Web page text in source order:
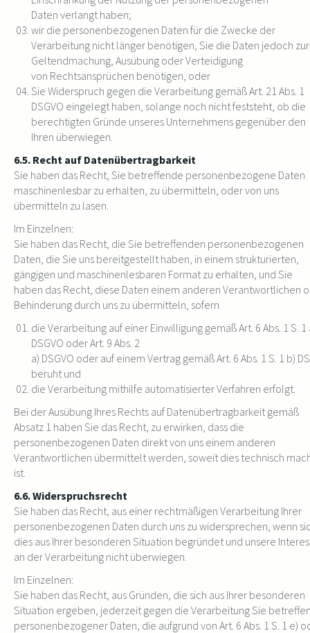
Daten verlangt haben;
wir die personenbezogenen Daten für die Zwecke der
Verarbeitung nicht länger benötigen, Sie die Daten jedoch zur
Geltendmachung, Ausübung oder Verteidigung
von Rechtsansprüchen benötigen, oder
Sie Widerspruch gegen die Verarbeitung gemäß Art. 21 Abs. 1
DSGVO eingelegt haben, solange noch nicht feststeht, ob die
berechtigten Gründe unseres Unternehmens gegenüber den
Ihren überwiegen.
6.5. Recht auf Datenübertragbarkeit
Sie haben das Recht, Sie betreffende personenbezogene Daten
maschinenlesbar zu erhalten, zu übermitteln, oder von uns
übermitteln zu lasen.
Im Einzelnen:
Sie haben das Recht, die Sie betreffenden personenbezogenen
Daten, die Sie uns bereitgestellt haben, in einem strukturierten,
gängigen und maschinenlesbaren Format zu erhalten, und Sie
haben das Recht, diese Daten einem anderen Verantwortlichen
Behinderung durch uns zu übermitteln, sofern
die Verarbeitung auf einer Einwilligung gemäß Art. 6 Abs. 1 S. 1
DSGVO oder Art. 9 Abs. 2
a) DSGVO oder auf einem Vertrag gemäß Art. 6 Abs. 1 S. 1 b)
beruht und
die Verarbeitung mithilfe automatisierter Verfahren erfolgt.
Bei der Ausübung Ihres Rechts auf Datenübertragbarkeit gemäß
Absatz 1 haben Sie das Recht, zu erwirken, dass die
personenbezogenen Daten direkt von uns einem anderen
Verantwortlichen übermittelt werden, soweit dies technisch
ist.
6.6. Widerspruchsrecht
Sie haben das Recht, aus einer rechtmäßigen Verarbeitung Ihrer
personenbezogenen Daten durch uns zu widersprechen, wenn
dies aus Ihrer besonderen Situation begründet und unsere
an der Verarbeitung nicht überwiegen.
Im Einzelnen:
Sie haben das Recht, aus Gründen, die sich aus Ihrer besonderen
Situation ergeben, jederzeit gegen die Verarbeitung Sie
personenbezogener Daten, die aufgrund von Art. 6 Abs. 1 S. 1 e)